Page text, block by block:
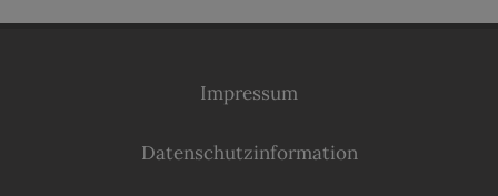
Impressum
Datenschutzinformation